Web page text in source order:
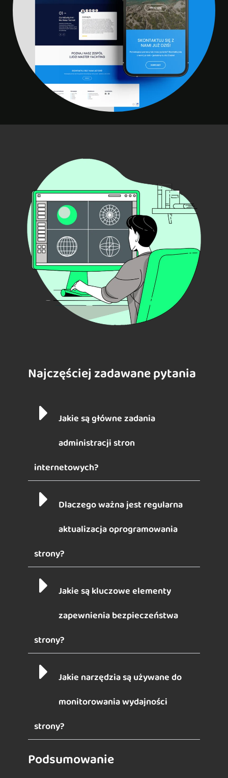
Najczęściej zadawane pytania
Jakie są główne zadania
administracji stron
internetowych?
Dlaczego ważna jest regularna
aktualizacja oprogramowania
strony?
Jakie są kluczowe elementy
zapewnienia bezpieczeństwa
strony?
Jakie narzędzia są używane do
monitorowania wydajności
strony?
Podsumowanie